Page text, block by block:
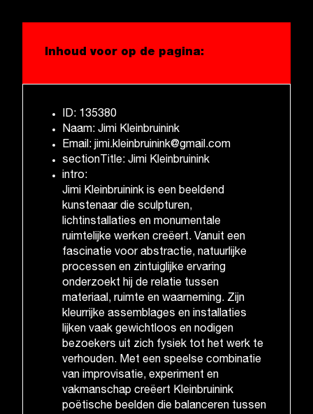
Inhoud voor op de pagina:
ID: 135380
Naam: Jimi Kleinbruinink
Email: jimi.kleinbruinink@gmail.com
sectionTitle: Jimi Kleinbruinink
intro:
Jimi Kleinbruinink is een beeldend
kunstenaar die sculpturen,
lichtinstallaties en monumentale
ruimtelijke werken creëert. Vanuit een
fascinatie voor abstractie, natuurlijke
processen en zintuiglijke ervaring
onderzoekt hij de relatie tussen
materiaal, ruimte en waarneming. Zijn
kleurrijke assemblages en installaties
lijken vaak gewichtloos en nodigen
bezoekers uit zich fysiek tot het werk te
verhouden. Met een speelse combinatie
van improvisatie, experiment en
vakmanschap creëert Kleinbruinink
poëtische beelden die balanceren tussen